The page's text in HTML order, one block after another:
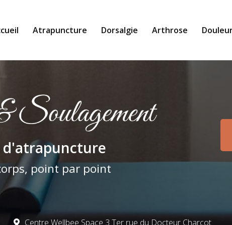
Atrapuncture Dorsalgie Arthrose
d'atrapuncture
point par point
Centre Wellbee Space 3 Ter rue du Docteur Charcot